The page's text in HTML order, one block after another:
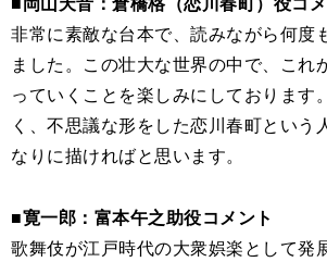
非常に素敵な台本で、読みながら何度
ました。この壮大な世界の中で、これ
っていくことを楽しみにしております
く、不思議な形をした恋川春町という
なりに描ければと思います。
■寛一郎：富本午之助役コメント
歌舞伎が江戸時代の大衆娯楽として発